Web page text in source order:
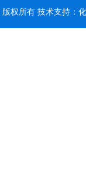
权所有 技术支持：